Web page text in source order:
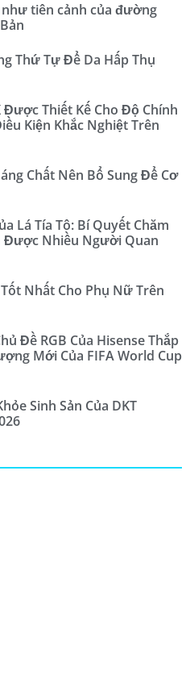
tiên cảnh của đường
Thứ Tự Để Da Hấp Thụ
Được Thiết Kế Cho Độ Chính
Kiện Khắc Nghiệt Trên
Chất Nên Bổ Sung Để Cơ
Lá Tía Tô: Bí Quyết Chăm
Được Nhiều Người Quan
Nhất Cho Phụ Nữ Trên
Đề RGB Của Hisense Thắp
Mới Của FIFA World Cup
Sinh Sản Của DKT